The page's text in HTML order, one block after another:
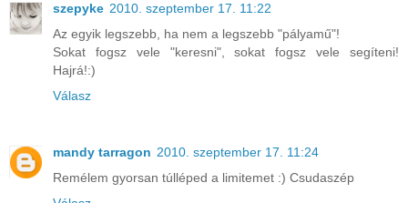
szepyke 2010. szeptember 17. 11:22
Az egyik legszebb, ha nem a legszebb "pályamű"!
Sokat fogsz vele "keresni", sokat fogsz vele segíteni!
Hajrá!:)
Válasz
mandy tarragon 2010. szeptember 17. 11:24
Remélem gyorsan túlléped a limitemet :) Csudaszép